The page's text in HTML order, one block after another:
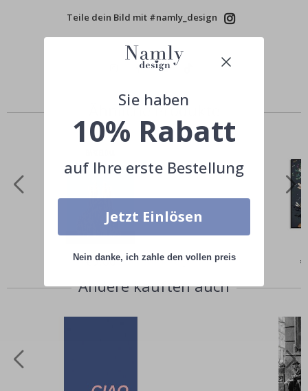
Teile dein Bild mit #namly_design
Ähnliche Produkte
Special
€9,00
Andere kauften auch
Sie haben
10% Rabatt
auf Ihre erste Bestellung
Jetzt Einlösen
Nein danke, ich zahle den vollen preis